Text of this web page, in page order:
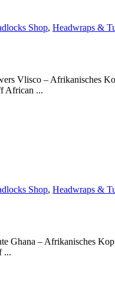
Shop, Headwraps &
Vlisco – Afrikanisches
African ...
Shop, Headwraps &
Ghana – Afrikanisches
...